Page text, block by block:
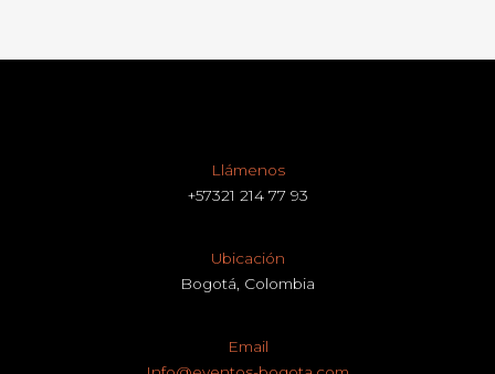
Llámenos
+57321 214 77 93
Ubicación
Bogotá, Colombia
Email